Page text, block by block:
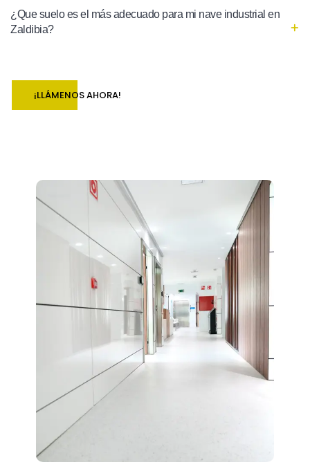
¿Que suelo es el más adecuado para mi nave industrial en
Zaldibia?
¡LLÁMENOS AHORA!